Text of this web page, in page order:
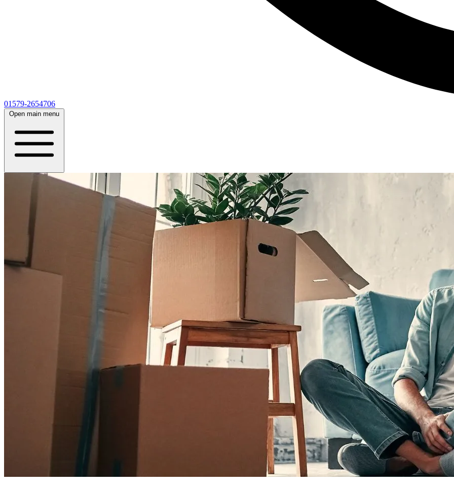
01579-2654706
Open main menu